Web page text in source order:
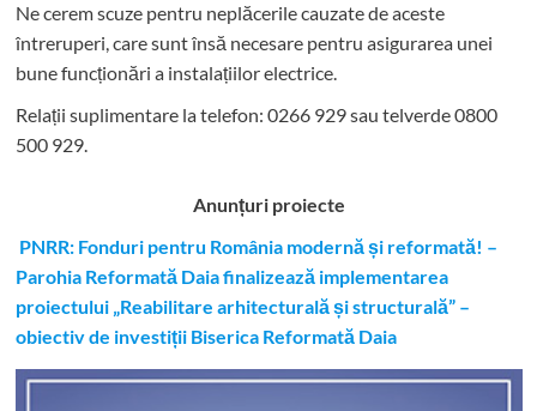
Ne cerem scuze pentru neplăcerile cauzate de aceste
întreruperi, care sunt însă necesare pentru asigurarea unei
bune funcționări a instalațiilor electrice.
Relații suplimentare la telefon: 0266 929 sau telverde 0800
500 929.
Anunțuri proiecte
PNRR: Fonduri pentru România modernă și reformată! –
Parohia Reformată Daia finalizează implementarea
proiectului „Reabilitare arhitecturală și structurală” –
obiectiv de investiții Biserica Reformată Daia